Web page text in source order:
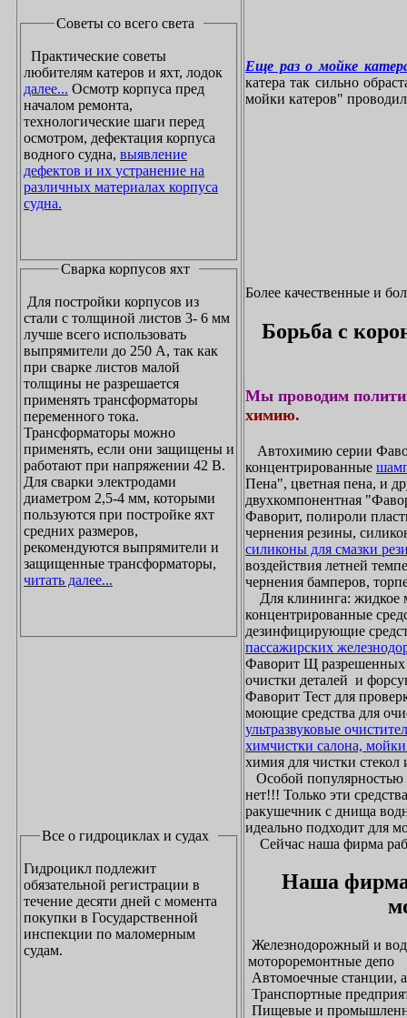
Советы со всего света
Практические советы
любителям катеров и яхт, лодок
далее... Осмотр корпуса пред
началом ремонта,
технологические шаги перед
осмотром, дефектация корпуса
водного судна, выявление
дефектов и их устранение на
различных материалах корпуса
судна.
Сварка корпусов яхт
Для постройки корпусов из
стали с толщиной листов 3- 6 мм
лучше всего использовать
выпрямители до 250 А, так как
при сварке листов малой
толщины не разрешается
применять трансформаторы
переменного тока.
Трансформаторы можно
применять, если они защищены и
работают при напряжении 42 В.
Для сварки электродами
диаметром 2,5-4 мм, которыми
пользуются при постройке яхт
средних размеров,
рекомендуются выпрямители и
защищенные трансформаторы,
читать далее...
Все о гидроциклах и судах
Гидроцикл подлежит
обязательной регистрации в
течение десяти дней с момента
покупки в Государственной
инспекции по маломерным
судам.
Еще раз о мойке
катера так сильно
мойки катеров"
Более качественные и
Борьба с
Мы проводим
химию.
Автохимию серии
концентрированные
Пена", цветная пена, и
двухкомпонентная
Фаворит, полироли
чернения резины,
силиконы для смазки
воздействия летней
чернения бамперов,
Для клининга: жидкое
концентрированные
дезинфицирующие
пассажирских
Фаворит Щ
очистки деталей и
Фаворит Тест для
моющие средства для
ультразвуковые
химчистки салона,
химия для чистки стекол
Особой популярностью
нет!!! Только эти
ракушечник с днища
идеально подходит для
Сейчас наша фирма
Наша фирма
Железнодорожный и
мотороремонтные депо
Автомоечные станции,
Транспортные
Пищевые и